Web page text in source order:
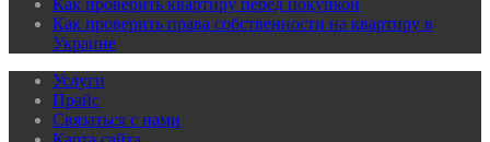
Как проверить квартиру перед покупкой
Как проверить права собственности на квартиру в
Украине
Услуги
Прайс
Связаться с нами